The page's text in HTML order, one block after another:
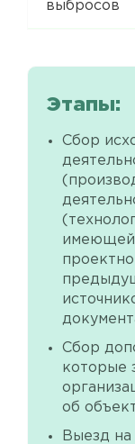
выбросов
Этапы:
Сбор
Сбор
которые
об
Выезд